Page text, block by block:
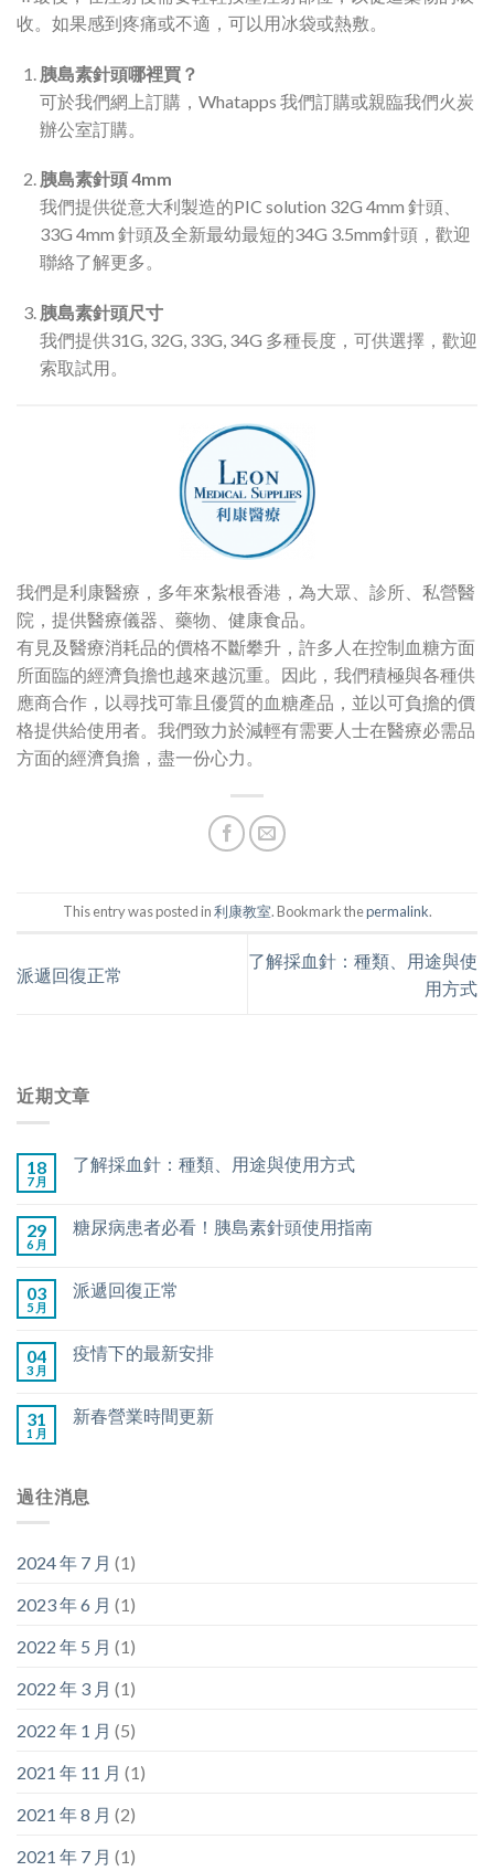
收。如果感到疼痛或不適，可以用冰袋或熱敷。
胰島素針頭哪裡買？
可於我們網上訂購，Whatapps 我們訂購或親臨我們火炭
辦公室訂購。
胰島素針頭 4mm
我們提供從意大利製造的PIC solution 32G 4mm 針頭、
33G 4mm 針頭及全新最幼最短的34G 3.5mm針頭，歡迎
聯絡了解更多。
胰島素針頭尺寸
我們提供31G, 32G, 33G, 34G 多種長度，可供選擇，歡迎
索取試用。
我們是利康醫療，多年來紮根香港，為大眾、診所、私營醫
院，提供醫療儀器、藥物、健康食品。
有見及醫療消耗品的價格不斷攀升，許多人在控制血糖方面
所面臨的經濟負擔也越來越沉重。因此，我們積極與各種供
應商合作，以尋找可靠且優質的血糖產品，並以可負擔的價
格提供給使用者。我們致力於減輕有需要人士在醫療必需品
方面的經濟負擔，盡一份心力。
This entry was posted in利康教室. Bookmark thepermalink.
派遞回復正常
了解採血針：種類、用途與使
用方式
近期文章
18
7 月
了解採血針：種類、用途與使用方式
29
6 月
糖尿病患者必看！胰島素針頭使用指南
03
5 月
派遞回復正常
04
3 月
疫情下的最新安排
31
1 月
新春營業時間更新
過往消息
2024 年 7 月 (1)
2023 年 6 月 (1)
2022 年 5 月 (1)
2022 年 3 月 (1)
2022 年 1 月 (5)
2021 年 11 月 (1)
2021 年 8 月 (2)
2021 年 7 月 (1)